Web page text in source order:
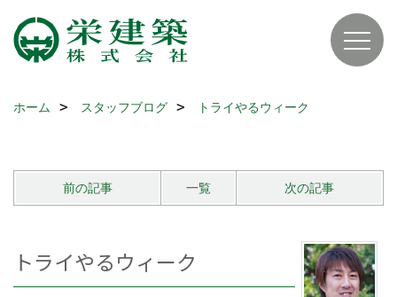
ホーム スタッフブログ トライやるウィーク
前の記事 一覧 次の記事
トライやるウィーク